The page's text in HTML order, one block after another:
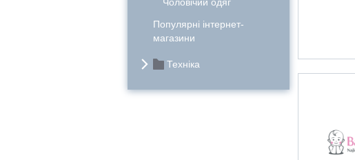
Популярні інтернет-
магазини
Техніка